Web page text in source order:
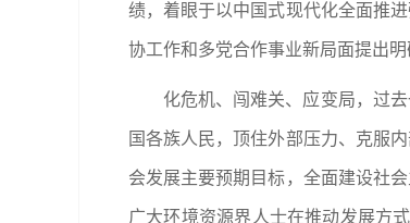
绩，着眼于以中国式现代化全面推
协工作和多党合作事业新局面提出明
化危机、闯难关、应变局，过
国各族人民，顶住外部压力、克服
会发展主要预期目标，全面建设社
广大环境资源界人士在推动发展方